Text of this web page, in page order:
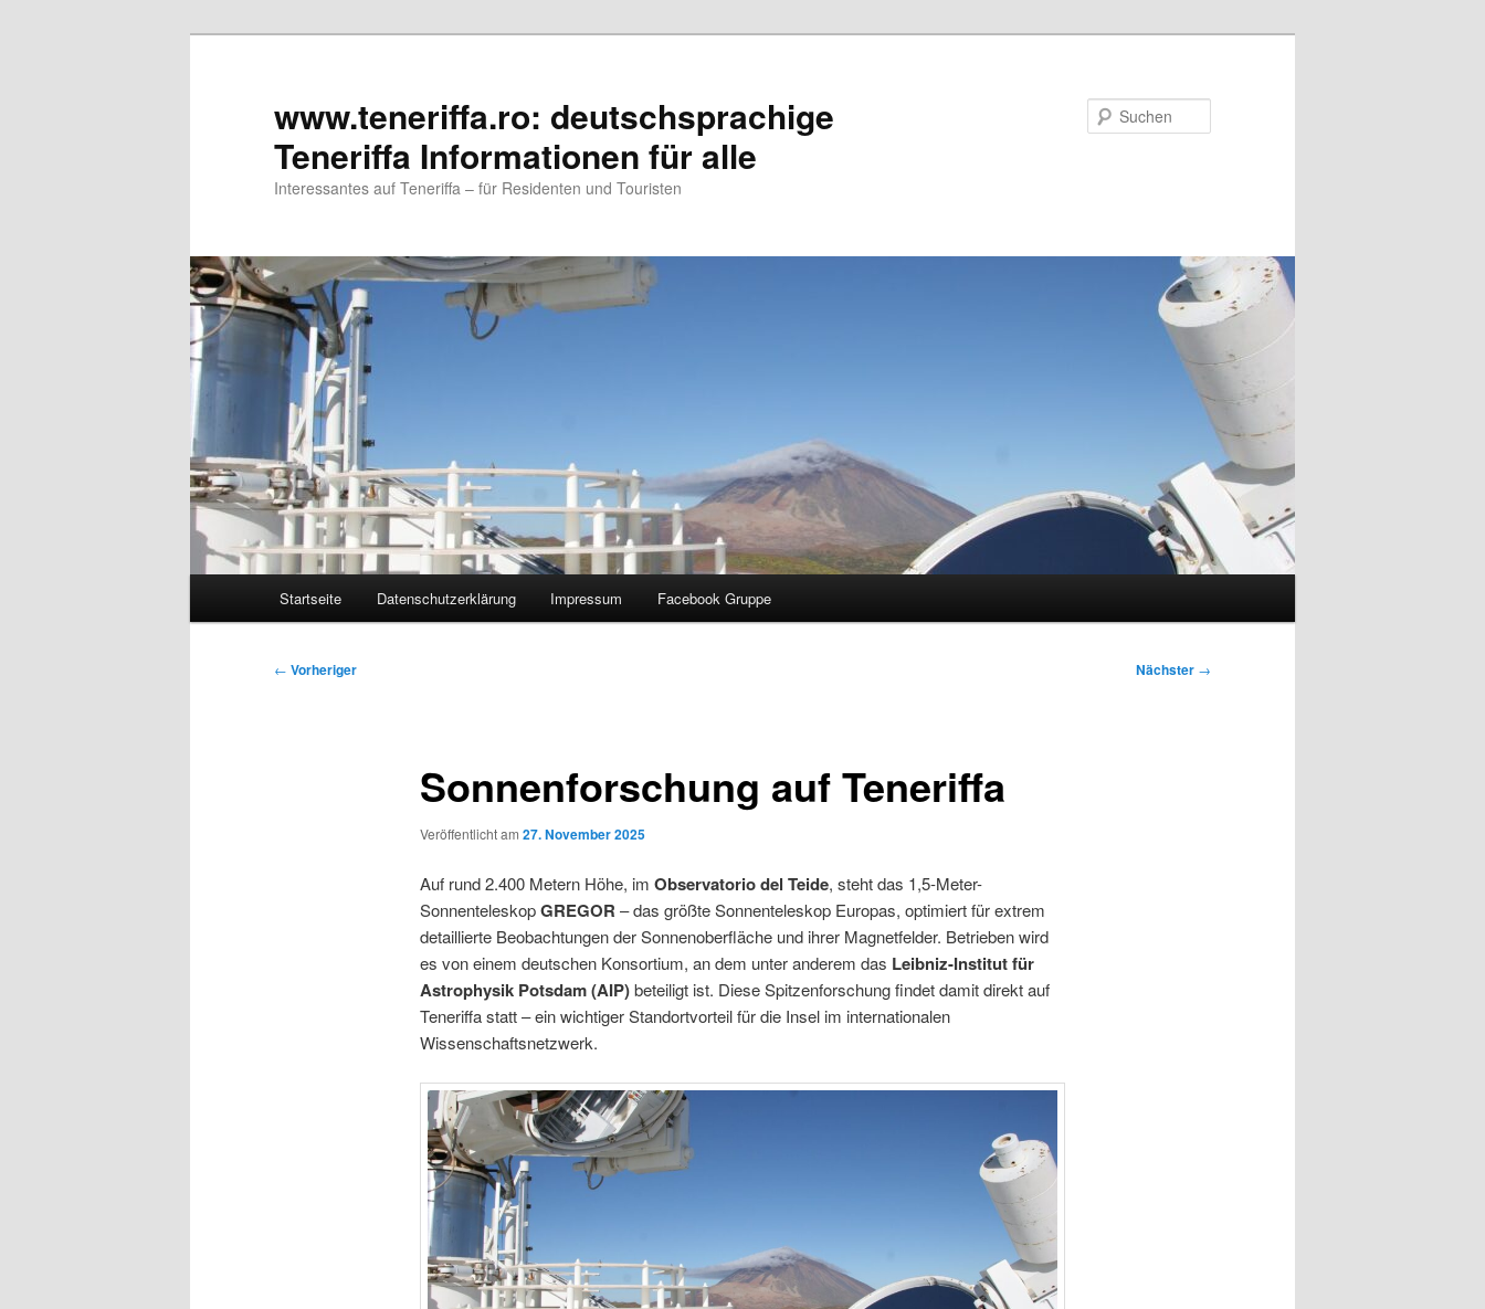
www.teneriffa.ro: deutschsprachige
Teneriffa Informationen für alle
Interessantes auf Teneriffa – für Residenten und Touristen
Zum
Startseite Datenschutzerklärung Impressum Facebook Gruppe
Beitragsnavigation
← Vorheriger Nächster →
Sonnenforschung auf Teneriffa
Veröffentlicht am 27. November 2025
Auf rund 2.400 Metern Höhe, im Observatorio del Teide, steht das 1,5‑Meter-
SonnenteleskopGREGOR – das größte Sonnenteleskop Europas, optimiert für extrem
detaillierte Beobachtungen der Sonnenoberfläche und ihrer Magnetfelder. Betrieben wird
es von einem deutschen Konsortium, an dem unter anderem das Leibniz-Institut für
Astrophysik Potsdam (AIP)beteiligt ist. Diese Spitzenforschung findet damit direkt auf
Teneriffa statt – ein wichtiger Standortvorteil für die Insel im internationalen
Wissenschaftsnetzwerk.